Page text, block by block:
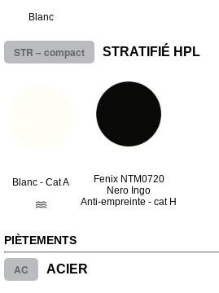
Blanc
STR – compact STRATIFIÉ HPL
Blanc - Cat A
Fenix NTM0720
Nero Ingo
Anti-empreinte - cat H
PIÈTEMENTS
AC ACIER